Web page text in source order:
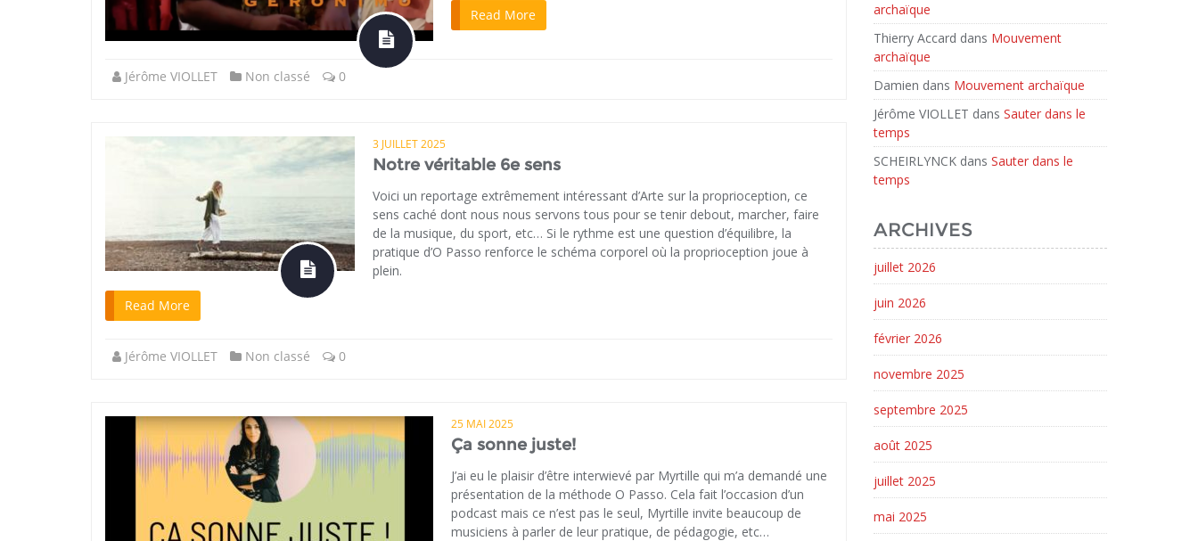
Read More
Jérôme VIOLLET Non classé 0
3 JUILLET 2025
Notre véritable 6e sens
Voici un reportage extrêmement intéressant d’Arte sur la proprioception, ce
sens caché dont nous nous servons tous pour se tenir debout, marcher, faire
de la musique, du sport, etc… Si le rythme est une question d’équilibre, la
pratique d’O Passo renforce le schéma corporel où la proprioception joue à
plein.
Read More
Jérôme VIOLLET Non classé 0
25 MAI 2025
Ça sonne juste!
J’ai eu le plaisir d’être interwievé par Myrtille qui m’a demandé une
présentation de la méthode O Passo. Cela fait l’occasion d’un
podcast mais ce n’est pas le seul, Myrtille invite beaucoup de
musiciens à parler de leur pratique, de pédagogie, etc…
archaïque
Thierry Accard dans Mouvement
archaïque
Damien dans Mouvement archaïque
Jérôme VIOLLET dans Sauter dans le
temps
SCHEIRLYNCKdans Sauter dans le
temps
ARCHIVES
juillet 2026
juin 2026
février 2026
novembre 2025
septembre 2025
août 2025
juillet 2025
mai 2025